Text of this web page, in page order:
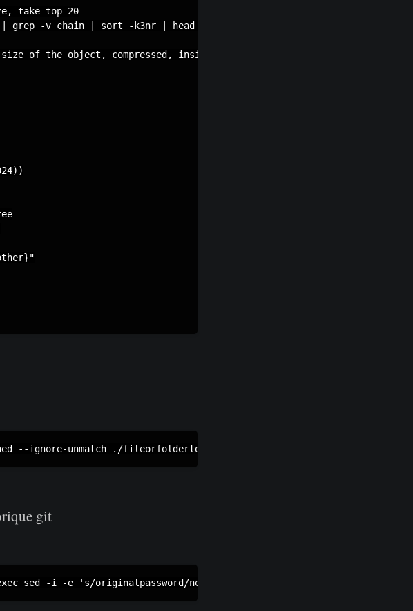
take top 20
grep -v chain | sort -k3nr | head -n 20`
of the object, compressed, inside the pack file."
git